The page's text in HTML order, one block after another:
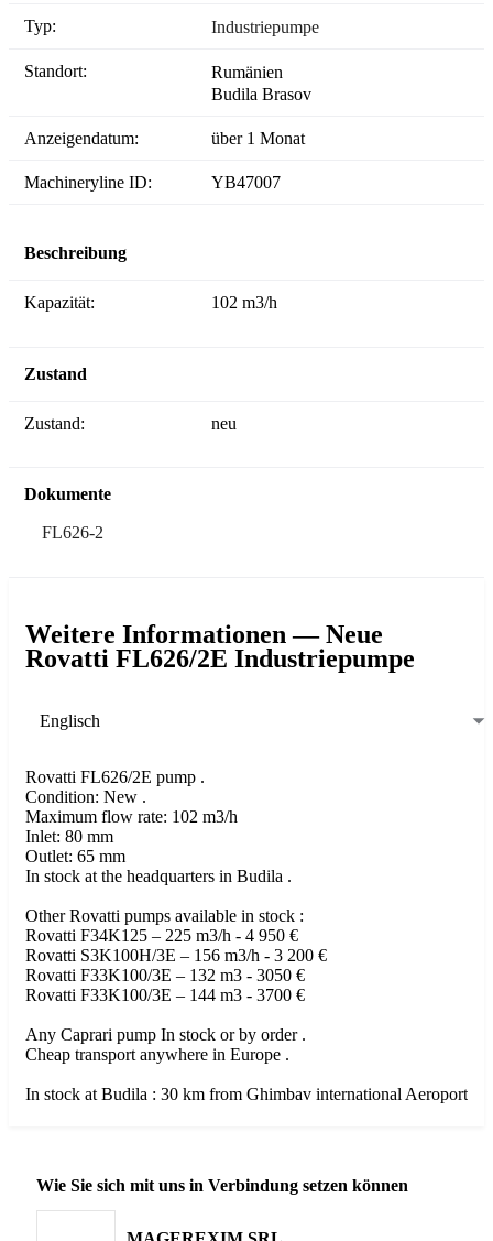
Typ: Industriepumpe
Standort:
Rumänien
Budila Brasov
Anzeigendatum: über 1 Monat
Machineryline ID: YB47007
Beschreibung
Kapazität: 102 m3/h
Zustand
Zustand: neu
Dokumente
FL626-2
Weitere Informationen — Neue
Rovatti FL626/2E Industriepumpe
Englisch
Rovatti FL626/2E pump .
Condition: New .
Maximum flow rate: 102 m3/h
Inlet: 80 mm
Outlet: 65 mm
In stock at the headquarters in Budila .
Other Rovatti pumps available in stock :
Rovatti F34K125 – 225 m3/h - 4 950 €
Rovatti S3K100H/3E – 156 m3/h - 3 200 €
Rovatti F33K100/3E – 132 m3 - 3050 €
Rovatti F33K100/3E – 144 m3 - 3700 €
Any Caprari pump In stock or by order .
Cheap transport anywhere in Europe .
In stock at Budila : 30 km from Ghimbav international Aeroport
Wie Sie sich mit uns in Verbindung setzen können